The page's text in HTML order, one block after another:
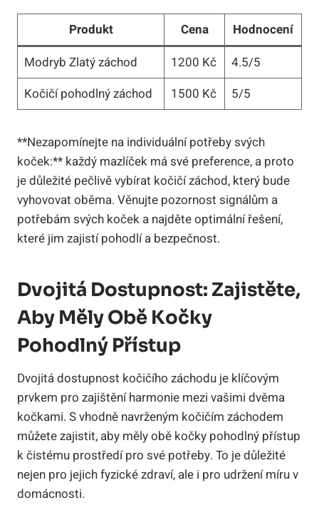
Produkt Cena
Hodnocení
Modryb Zlatý záchod
1200 Kč
4.5/5
Kočičí pohodlný záchod
1500 Kč 5/5
**Nezapomínejte na individuální potřeby svých
koček:** každý mazlíček má své preference, a proto
je důležité pečlivě vybírat kočičí záchod, který bude
vyhovovat oběma. Věnujte pozornost signálům a
potřebám svých koček a najděte optimální řešení,
které jim zajistí pohodlí a bezpečnost.
Dvojitá Dostupnost: Zajistěte,
Aby Měly Obě Kočky
Pohodlný Přístup
Dvojitá dostupnost kočičího záchodu je klíčovým
prvkem pro zajištění harmonie mezi vašimi dvěma
kočkami. S vhodně navrženým kočičím záchodem
můžete zajistit, aby měly obě kočky pohodlný přístup
k čistému prostředí pro své potřeby. To je důležité
nejen pro jejich fyzické zdraví, ale i pro udržení míru v
domácnosti.